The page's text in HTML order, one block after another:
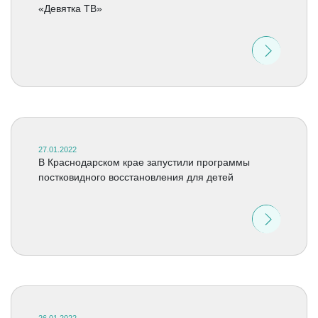
«Девятка ТВ»
27.01.2022
В Краснодарском крае запустили программы
постковидного восстановления для детей